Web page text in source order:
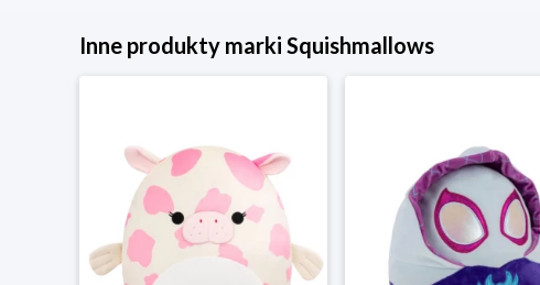
Inne produkty marki Squishmallows